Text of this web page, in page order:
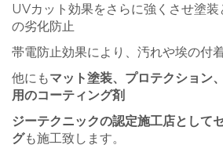
UVカット効果をさらに強くさせ塗
の劣化防止
帯電防止効果により、汚れや埃の付
他にもマット塗装、プロテクション
用のコーティング剤
ジーテクニックの認定施工店として
グも施工致します。